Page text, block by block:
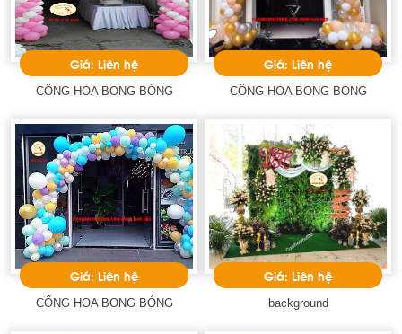
Giá: Liên hệ
CỔNG HOA BONG BÓNG
Giá: Liên hệ
CỔNG HOA BONG BÓNG
Giá: Liên hệ
CỔNG HOA BONG BÓNG
Giá: Liên hệ
background